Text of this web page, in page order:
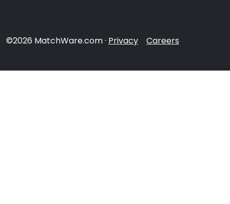
©2026 MatchWare.com · Privacy Careers